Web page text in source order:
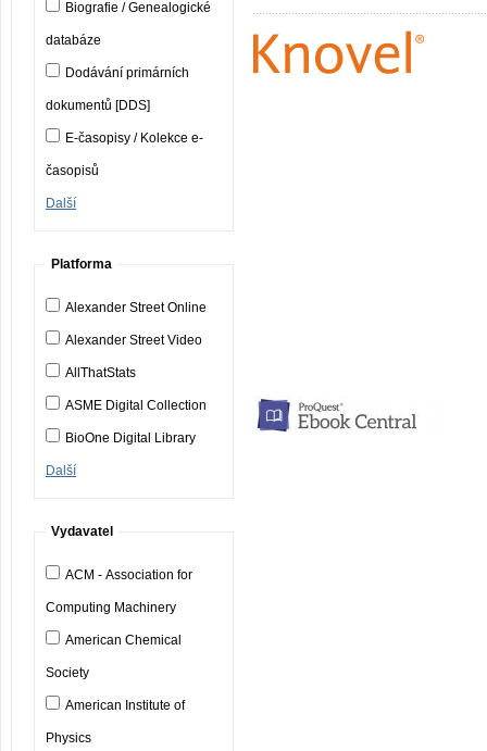
Biografie / Genealogické
databáze
Dodávání primárních
dokumentů [DDS]
E-časopisy / Kolekce e-
časopisů
Další
Platforma
Alexander Street Online
Alexander Street Video
AllThatStats
ASME Digital Collection
BioOne Digital Library
Další
Vydavatel
ACM - Association for
Computing Machinery
American Chemical
Society
American Institute of
Physics